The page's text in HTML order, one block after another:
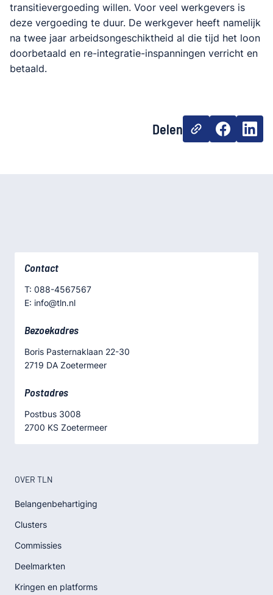
transitievergoeding willen. Voor veel werkgevers is
deze vergoeding te duur. De werkgever heeft namelijk
na twee jaar arbeidsongeschiktheid al die tijd het loon
doorbetaald en re-integratie-inspanningen verricht en
betaald.
Delen
Contact
T: 088-4567567
E: info@tln.nl
Bezoekadres
Boris Pasternaklaan 22-30
2719 DA Zoetermeer
Postadres
Postbus 3008
2700 KS Zoetermeer
OVER TLN
Belangenbehartiging
Clusters
Commissies
Deelmarkten
Kringen en platforms